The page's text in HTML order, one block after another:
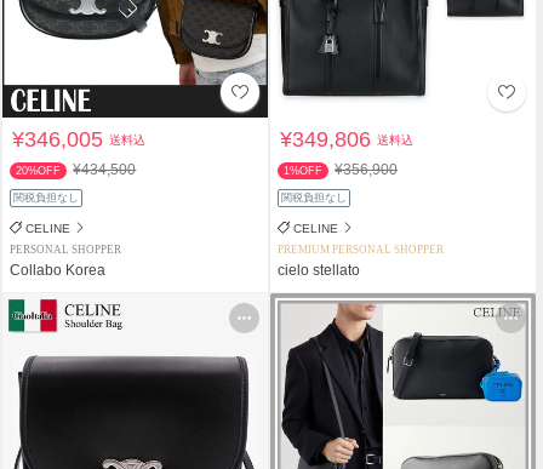
¥346,005送料込
20%OFF ¥434,500
関税負担なし
CELINE
PERSONAL SHOPPER
Collabo Korea
¥349,806送料込
1%OFF ¥356,900
関税負担なし
CELINE
PREMIUM PERSONAL SHOPPER
cielo stellato